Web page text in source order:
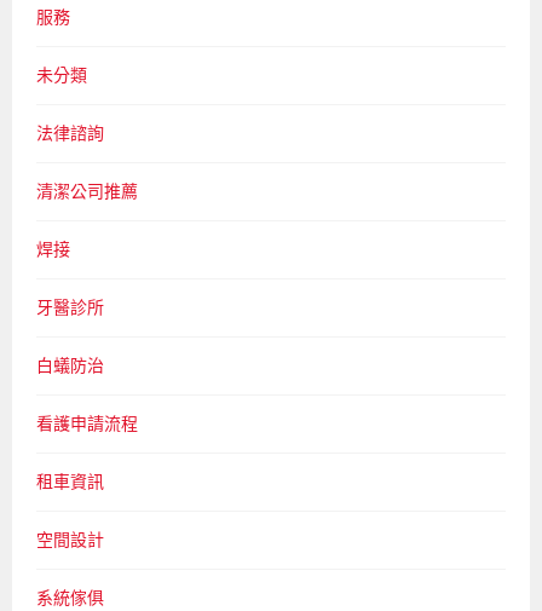
服務
未分類
法律諮詢
清潔公司推薦
焊接
牙醫診所
白蟻防治
看護申請流程
租車資訊
空間設計
系統傢俱